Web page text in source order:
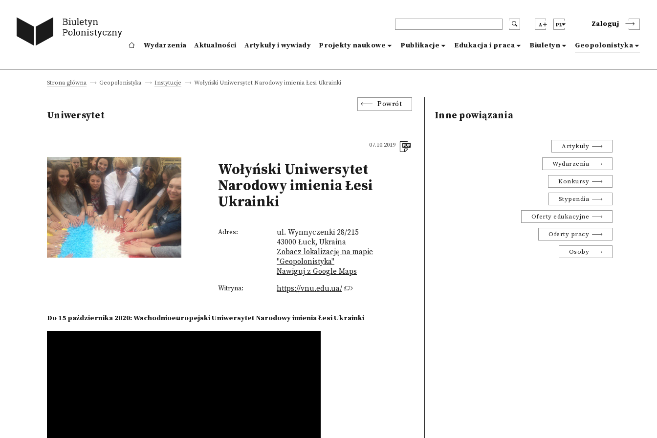
A PL Zaloguj
Wydarzenia Aktualności Artykuły i wywiady Projekty naukowe Publikacje Edukacja i praca Biuletyn Geopolonistyka
Strona główna Geopolonistyka Instytucje Wołyński Uniwersytet Narodowy imienia Łesi Ukrainki
Powrót
Uniwersytet
07.10.2019
Wołyński Uniwersytet
Narodowy imienia Łesi
Ukrainki
Adres:
ul. Wynnyczenki 28/215
43000 Łuck, Ukraina
Zobacz lokalizację na mapie
"Geopolonistyka"
Nawiguj z Google Maps
Witryna: https://vnu.edu.ua/
Do 15 października 2020: Wschodnioeuropejski Uniwersytet Narodowy imienia Łesi Ukrainki
Inne powiązania
Artykuły
Wydarzenia
Konkursy
Stypendia
Oferty edukacyjne
Oferty pracy
Osoby